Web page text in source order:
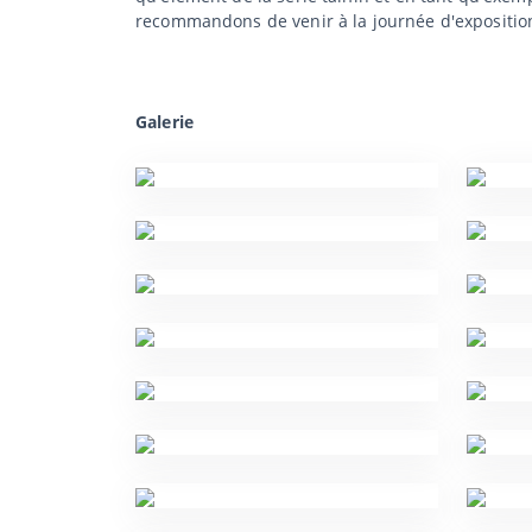
recommandons de venir à la journée
Galerie